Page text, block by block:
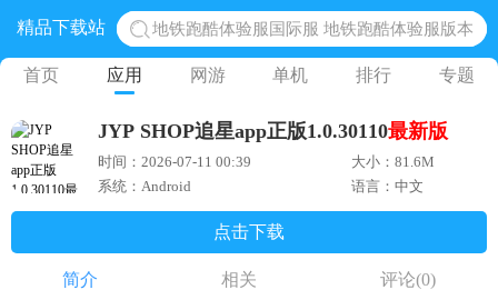
精品下载站
地铁跑酷体验服国际服 地铁跑酷体验服版本
网易光遇手游正版 点亮星空共庆周年
黎明觉醒生机腾讯正版 黎明觉醒生机国际服
首页 应用 网游 单机 排行 专题
JYP SHOP追星app正版1.0.30110最新版
时间：2026-07-11 00:39
大小：81.6M
系统：Android
语言：中文
点击下载
简介 相关 评论(0)